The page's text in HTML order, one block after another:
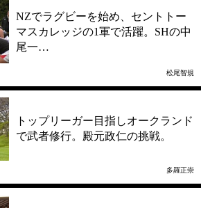
NZでラグビーを始め、セントトー
マスカレッジの1軍で活躍。SHの中
尾一…
松尾智規
トップリーガー目指しオークランド
で武者修行。殿元政仁の挑戦。
多羅正崇